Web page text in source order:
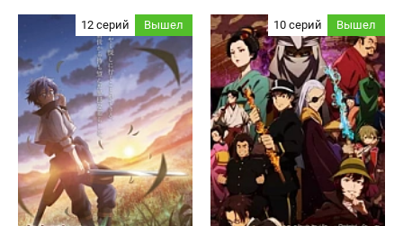
12 серий Вышел 10 серий Вышел